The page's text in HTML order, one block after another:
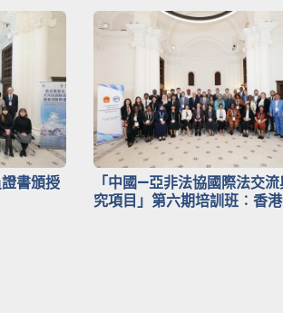
書頒授
「中國—亞非法協國際法交
究項目」第六期培訓班︰香